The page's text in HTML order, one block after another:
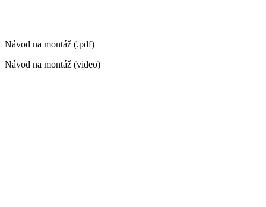
Návod na montáž (.pdf)
Návod na montáž (video)